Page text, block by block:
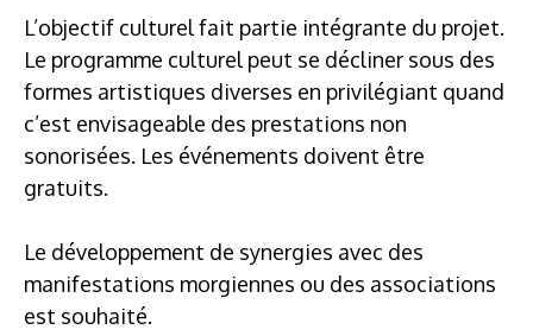
L’objectif culturel fait partie intégrante du projet.
Le programme culturel peut se décliner sous des
formes artistiques diverses en privilégiant quand
c’est envisageable des prestations non
sonorisées. Les événements doivent être
gratuits.
Le développement de synergies avec des
manifestations morgiennes ou des associations
est souhaité.